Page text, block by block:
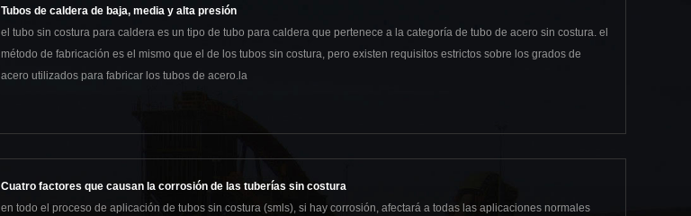
Tubos de caldera de baja, media y alta presión
el tubo sin costura para caldera es un tipo de tubo para caldera que pertenece a la categoría de tubo de acero sin costura. el
método de fabricación es el mismo que el de los tubos sin costura, pero existen requisitos estrictos sobre los grados de
acero utilizados para fabricar los tubos de acero.la
Cuatro factores que causan la corrosión de las tuberías sin costura
en todo el proceso de aplicación de tubos sin costura (smls), si hay corrosión, afectará a todas las aplicaciones normales